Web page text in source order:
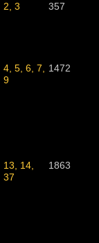
2, 3 357
4, 5, 6, 7,
9
1472
13, 14,
37
1863